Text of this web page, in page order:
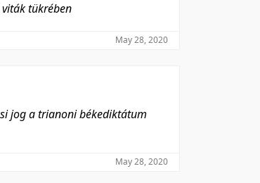
tükrében
May 28, 2020
jog a trianoni békediktátum
May 28, 2020